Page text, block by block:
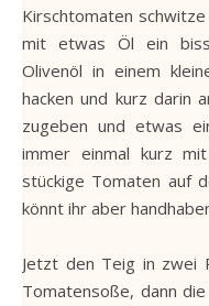
Kirschtomaten
mit etwas Öl ein
Olivenöl in einem
hacken und kurz darin
zugeben und etwas
immer einmal kurz
stückige Tomaten auf
könnt ihr aber
Jetzt den Teig in zwei
Tomatensoße, dann